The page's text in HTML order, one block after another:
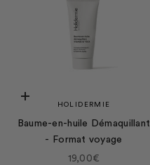
Ajouter au panier
HOLIDERMIE
Baume-en-huile Démaquillant
- Format voyage
Prix de vente
19,00€